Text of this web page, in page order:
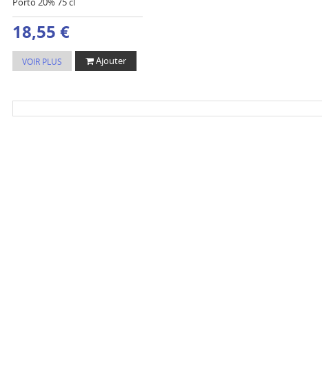
18,55 €
VOIR PLUS Ajouter